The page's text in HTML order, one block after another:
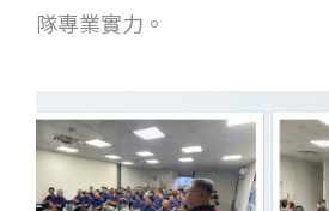
隊專業實力。